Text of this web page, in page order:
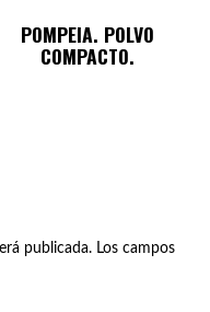
POMPEIA. POLVO
COMPACTO.
publicada. Los campos